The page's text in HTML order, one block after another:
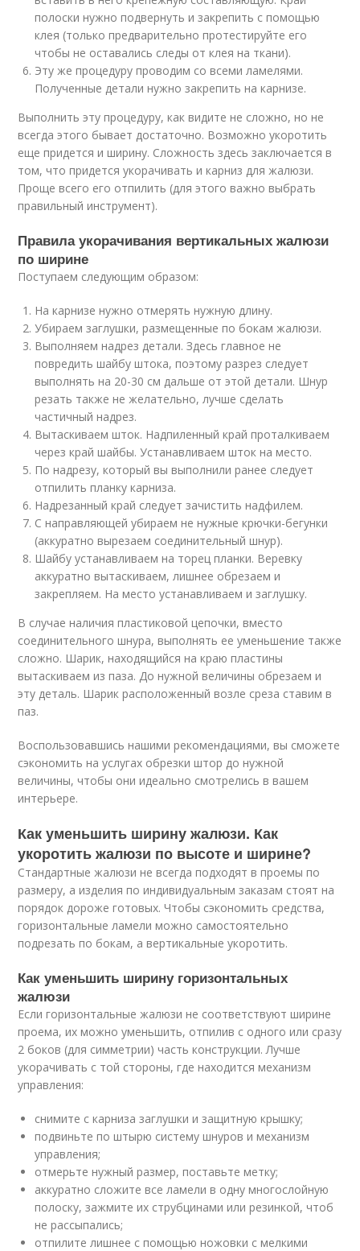
полоски нужно подвернуть и закрепить с помощью
клея (только предварительно протестируйте его
чтобы не оставались следы от клея на ткани).
Эту же процедуру проводим со всеми ламелями.
Полученные детали нужно закрепить на карнизе.
Выполнить эту процедуру, как видите не сложно, но не
всегда этого бывает достаточно. Возможно укоротить
еще придется и ширину. Сложность здесь заключается в
том, что придется укорачивать и карниз для жалюзи.
Проще всего его отпилить (для этого важно выбрать
правильный инструмент).
Правила укорачивания вертикальных жалюзи
по ширине
Поступаем следующим образом:
На карнизе нужно отмерять нужную длину.
Убираем заглушки, размещенные по бокам жалюзи.
Выполняем надрез детали. Здесь главное не
повредить шайбу штока, поэтому разрез следует
выполнять на 20-30 см дальше от этой детали. Шнур
резать также не желательно, лучше сделать
частичный надрез.
Вытаскиваем шток. Надпиленный край проталкиваем
через край шайбы. Устанавливаем шток на место.
По надрезу, который вы выполнили ранее следует
отпилить планку карниза.
Надрезанный край следует зачистить надфилем.
С направляющей убираем не нужные крючки-бегунки
(аккуратно вырезаем соединительный шнур).
Шайбу устанавливаем на торец планки. Веревку
аккуратно вытаскиваем, лишнее обрезаем и
закрепляем. На место устанавливаем и заглушку.
В случае наличия пластиковой цепочки, вместо
соединительного шнура, выполнять ее уменьшение также
сложно. Шарик, находящийся на краю пластины
вытаскиваем из паза. До нужной величины обрезаем и
эту деталь. Шарик расположенный возле среза ставим в
паз.
Воспользовавшись нашими рекомендациями, вы сможете
сэкономить на услугах обрезки штор до нужной
величины, чтобы они идеально смотрелись в вашем
интерьере.
Как уменьшить ширину жалюзи. Как
укоротить жалюзи по высоте и ширине?
Стандартные жалюзи не всегда подходят в проемы по
размеру, а изделия по индивидуальным заказам стоят на
порядок дороже готовых. Чтобы сэкономить средства,
горизонтальные ламели можно самостоятельно
подрезать по бокам, а вертикальные укоротить.
Как уменьшить ширину горизонтальных
жалюзи
Если горизонтальные жалюзи не соответствуют ширине
проема, их можно уменьшить, отпилив с одного или сразу
2 боков (для симметрии) часть конструкции. Лучше
укорачивать с той стороны, где находится механизм
управления:
снимите с карниза заглушки и защитную крышку;
подвиньте по штырю систему шнуров и механизм
управления;
отмерьте нужный размер, поставьте метку;
аккуратно сложите все ламели в одну многослойную
полоску, зажмите их струбцинами или резинкой, чтоб
не рассыпались;
отпилите лишнее с помощью ножовки с мелкими